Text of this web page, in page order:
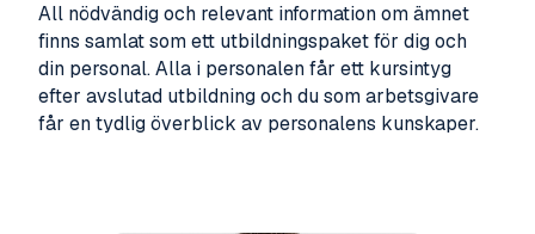
All nödvändig och relevant information om ämnet
finns samlat som ett utbildningspaket för dig och
din personal. Alla i personalen får ett kursintyg
efter avslutad utbildning och du som arbetsgivare
får en tydlig överblick av personalens kunskaper.